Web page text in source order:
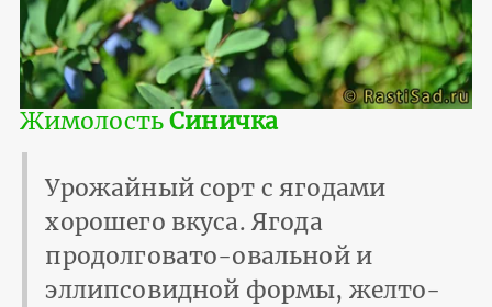
ЖимолостьСиничка
Урожайный сорт с ягодами
хорошего вкуса. Ягода
продолговато-овальной и
эллипсовидной формы, желто-